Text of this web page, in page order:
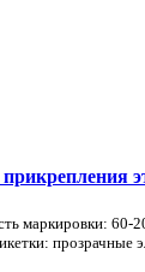
маркировки:
прозрачные